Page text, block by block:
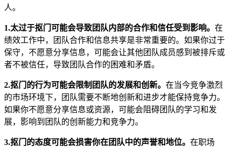
人。
1.太过于抠门可能会导致团队内部的合作和信任受到影响。 在
绩效工作中，团队合作和信息共享是非常重要的。如果你过于
保守，不愿意分享信息，可能会让其他团队成员感到被排斥或
者不被信任，导致团队合作的困难和矛盾。
2.抠门的行为可能会限制团队的发展和创新。 在当今竞争激烈
的市场环境下，团队需要不断地创新和进步才能保持竞争力。
如果你不愿意分享信息或资源，可能会阻碍团队的学习和发
展，影响到团队的创新能力和竞争力。
3.抠门的态度可能会损害你在团队中的声誉和地位。 在职场